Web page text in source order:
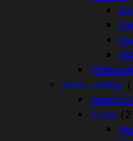
Katte artikler
Foder